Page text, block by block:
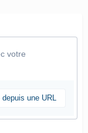
votre
une URL